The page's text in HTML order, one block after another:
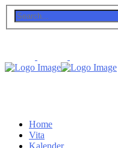
Home
Vita
Kalender